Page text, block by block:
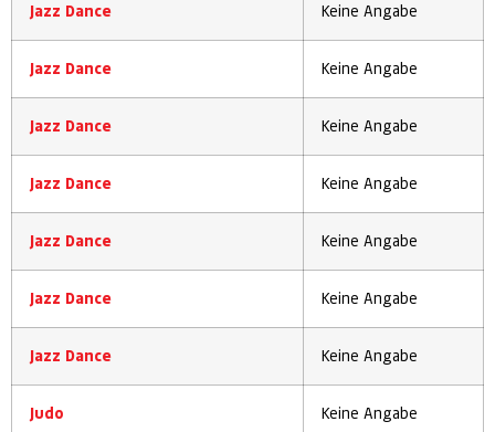
Jazz Dance Keine Angabe
Jazz Dance Keine Angabe
Jazz Dance Keine Angabe
Jazz Dance Keine Angabe
Jazz Dance Keine Angabe
Jazz Dance Keine Angabe
Jazz Dance Keine Angabe
Judo Keine Angabe